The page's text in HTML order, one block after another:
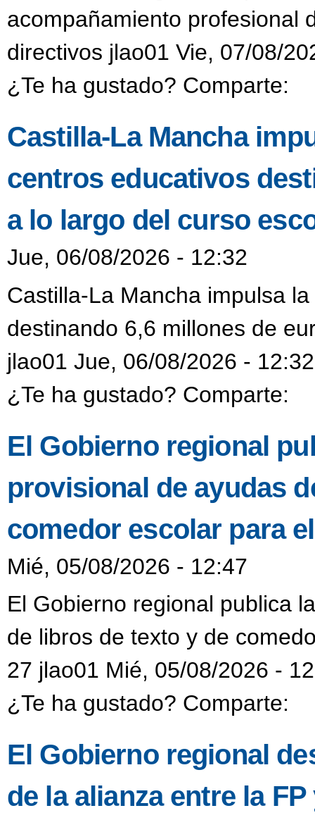
acompañamiento profesional
directivos jlao01 Vie, 07/08/
¿Te ha gustado? Comparte:
Castilla-La Mancha
centros educativos
a lo largo del curso
Jue, 06/08/2026 - 12:32
Castilla-La Mancha impulsa
destinando 6,6 millones de
jlao01 Jue, 06/08/2026 - 12:32
¿Te ha gustado? Comparte:
El Gobierno regional
provisional de ayudas
comedor escolar para
Mié, 05/08/2026 - 12:47
El Gobierno regional publica
de libros de texto y de
27 jlao01 Mié, 05/08/2026 -
¿Te ha gustado? Comparte:
El Gobierno regional
de la alianza entre la